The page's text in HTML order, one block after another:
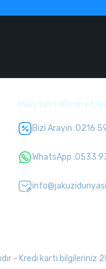
Bizi Arayın :0216
WhatsApp :0533
- Kredi kartı bilgileriniz